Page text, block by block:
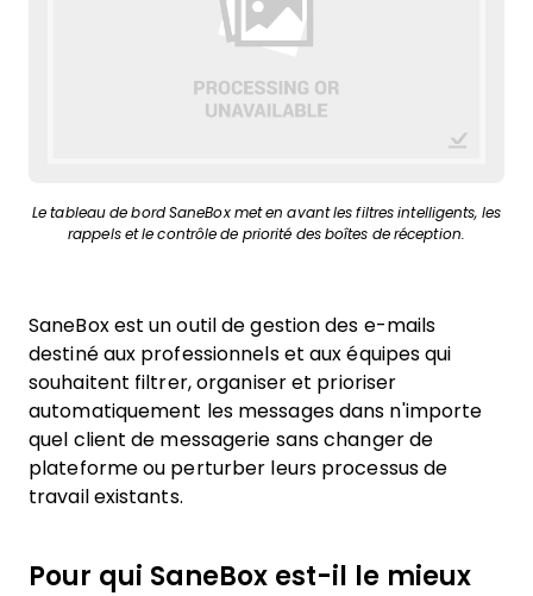
Le tableau de bord SaneBox met en avant les filtres intelligents, les
rappels et le contrôle de priorité des boîtes de réception.
SaneBox est un outil de gestion des e-mails
destiné aux professionnels et aux équipes qui
souhaitent filtrer, organiser et prioriser
automatiquement les messages dans n'importe
quel client de messagerie sans changer de
plateforme ou perturber leurs processus de
travail existants.
Pour qui SaneBox est-il le mieux